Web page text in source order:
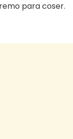
para coser.